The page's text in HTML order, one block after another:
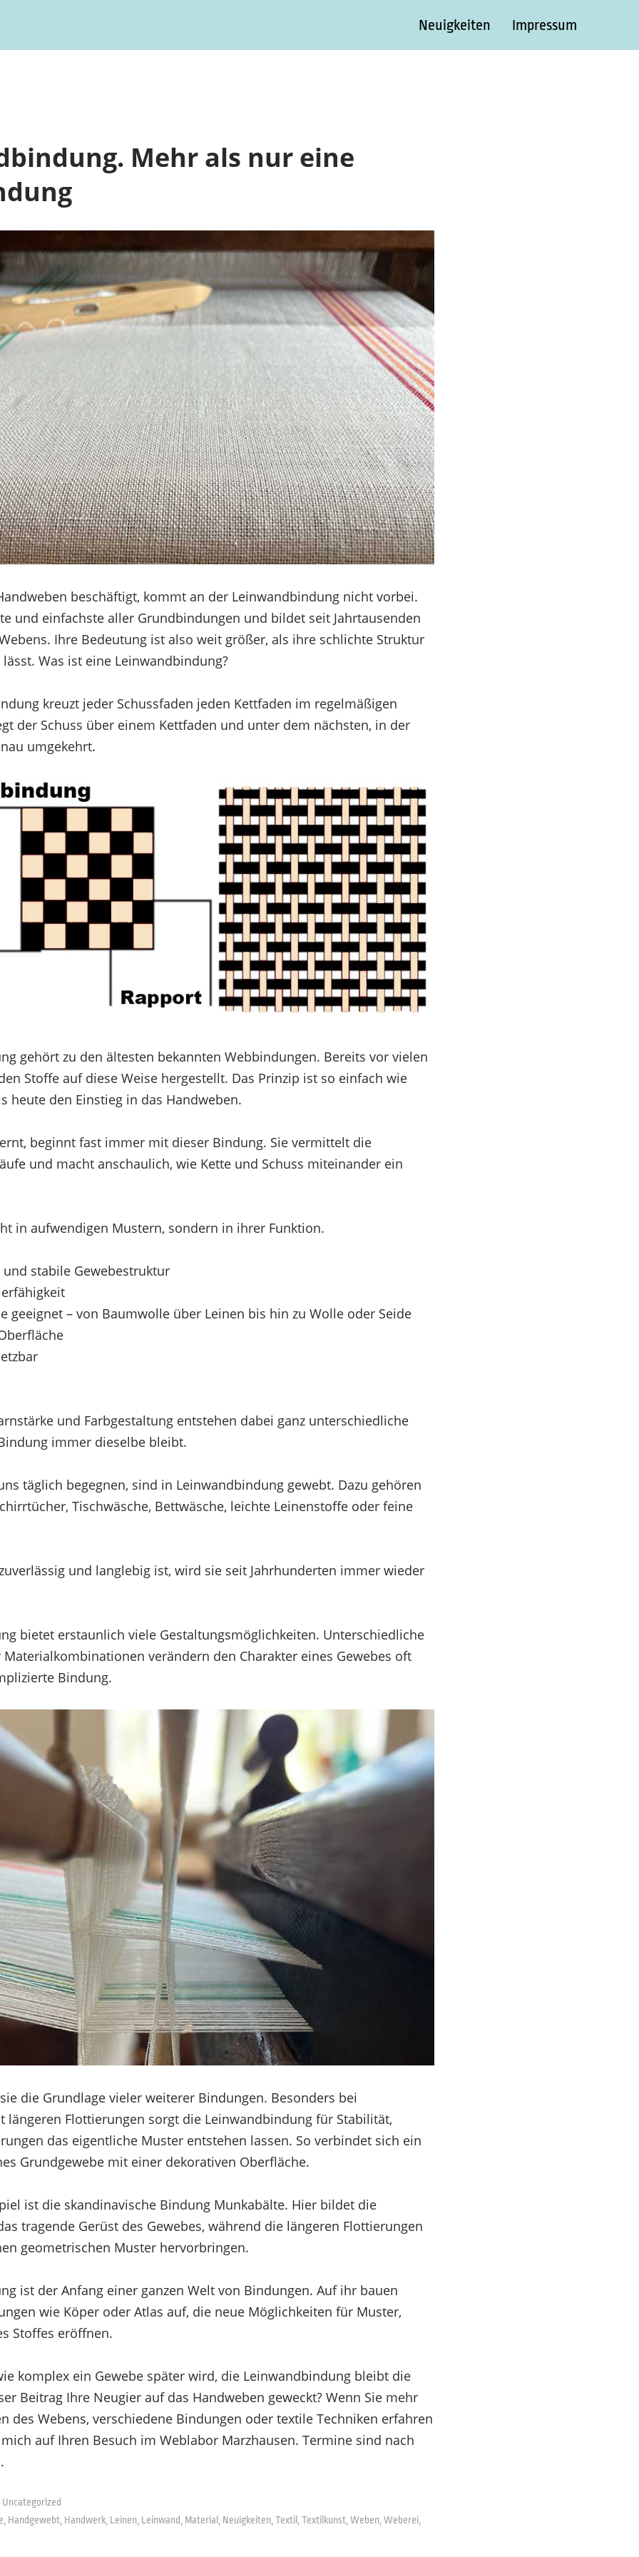
Technologien wie Cookies, um Geräteinformationen zu speichern und/oder darauf zuzugreifen. Wenn
das Surfverhalten oder eindeutige IDs auf dieser Website verarbeiten. Wenn du deine Zustimmung
und Funktionen beeinträchtigt werden.
Einstellungen ansehen
Neuigkeiten Impressum
Mehr als nur eine
beschäftigt, kommt an der Leinwandbindung nicht vorbei.
und einfachste aller Grundbindungen und bildet seit Jahrtausenden
Ihre Bedeutung ist also weit größer, als ihre schlichte Struktur
Was ist eine Leinwandbindung?
kreuzt jeder Schussfaden jeden Kettfaden im regelmäßigen
der Schuss über einem Kettfaden und unter dem nächsten, in der
umgekehrt.
gehört zu den ältesten bekannten Webbindungen. Bereits vor vielen
Stoffe auf diese Weise hergestellt. Das Prinzip ist so einfach wie
heute den Einstieg in das Handweben.
beginnt fast immer mit dieser Bindung. Sie vermittelt die
und macht anschaulich, wie Kette und Schuss miteinander ein
in aufwendigen Mustern, sondern in ihrer Funktion.
stabile Gewebestruktur
geeignet – von Baumwolle über Leinen bis hin zu Wolle oder Seide
und Farbgestaltung entstehen dabei ganz unterschiedliche
immer dieselbe bleibt.
täglich begegnen, sind in Leinwandbindung gewebt. Dazu gehören
Tischwäsche, Bettwäsche, leichte Leinenstoffe oder feine
und langlebig ist, wird sie seit Jahrhunderten immer wieder
bietet erstaunlich viele Gestaltungsmöglichkeiten. Unterschiedliche
Materialkombinationen verändern den Charakter eines Gewebes oft
Bindung.
die Grundlage vieler weiterer Bindungen. Besonders bei
längeren Flottierungen sorgt die Leinwandbindung für Stabilität,
das eigentliche Muster entstehen lassen. So verbindet sich ein
Grundgewebe mit einer dekorativen Oberfläche.
ist die skandinavische Bindung Munkabälte. Hier bildet die
tragende Gerüst des Gewebes, während die längeren Flottierungen
geometrischen Muster hervorbringen.
ist der Anfang einer ganzen Welt von Bindungen. Auf ihr bauen
wie Köper oder Atlas auf, die neue Möglichkeiten für Muster,
Stoffes eröffnen.
komplex ein Gewebe später wird, die Leinwandbindung bleibt die
Beitrag Ihre Neugier auf das Handweben geweckt? Wenn Sie mehr
des Webens, verschiedene Bindungen oder textile Techniken erfahren
auf Ihren Besuch im Weblabor Marzhausen. Termine sind nach
Uncategorized
, Handgewebt, Handwerk, Leinen, Leinwand, Material , Neuigkeiten,Textil ,Textilkunst,Weben,Weberei,